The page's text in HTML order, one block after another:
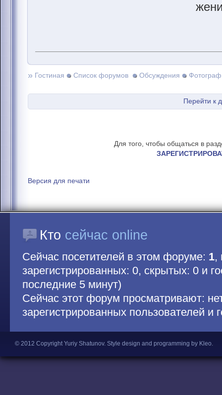
» Гостиная Список форумов Обсуждения
Перейти к
Для того, чтобы общаться в
Версия для печати
Кто сейчас online
Сейчас посетителей в этом форуме: 1,
зарегистрированных: 0, скрытых: 0 и
последние 5 минут)
Сейчас этот форум просматривают:
зарегистрированных пользователей и
© 2012 Copyright Yuriy Shatunov. Style design and programming by Kleo.